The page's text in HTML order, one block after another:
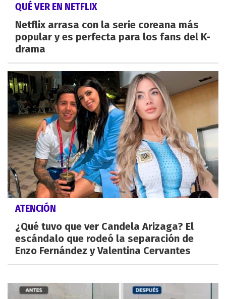
QUÉ VER EN NETFLIX
Netflix arrasa con la serie coreana más
popular y es perfecta para los fans del K-
drama
ATENCIÓN
¿Qué tuvo que ver Candela Arizaga? El
escándalo que rodeó la separación de
Enzo Fernández y Valentina Cervantes